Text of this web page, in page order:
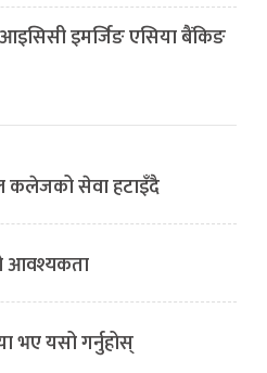
इमर्जिङ एसिया बैंकिङ
कलेजको सेवा हटाइँदै
आवश्यकता
भए यसो गर्नुहोस्